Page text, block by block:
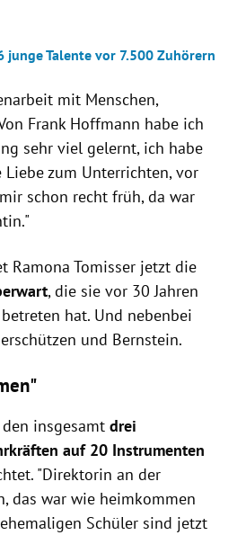
junge Talente vor 7.500 Zuhörern
mit Menschen,
Frank Hoffmann habe ich
sehr viel gelernt, ich habe
zum Unterrichten, vor
schon recht früh, da war
Ramona Tomisser jetzt die
, die sie vor 30 Jahren
hat. Und nebenbei
und Bernstein.
insgesamt drei
auf 20 Instrumenten
"Direktorin an der
das war wie heimkommen
Schüler sind jetzt